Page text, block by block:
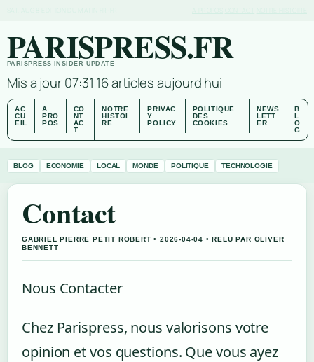
PARISPRESS.FR
PARISPRESS INSIDER UPDATE
Mis a jour 07:31 16 articles aujourd hui
AC
CU
EIL
A
PRO
POS
CO
NT
AC
T
NOTRE
HISTOI
RE
PRIVAC
Y
POLICY
POLITIQUE
DES
COOKIES
NEWS
LETT
ER
B
L
O
G
BLOG ECONOMIE LOCAL MONDE POLITIQUE TECHNOLOGIE
Contact
GABRIEL PIERRE PETIT ROBERT • 2026-04-04 • RELU PAR OLIVER
BENNETT
Nous Contacter
Chez Parispress, nous valorisons votre
opinion et vos questions. Que vous ayez